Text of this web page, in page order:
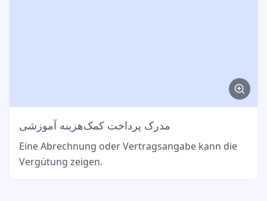
مدرک پرداخت کمک‌هزینه آموزشی
Eine Abrechnung oder Vertragsangabe kann die
Vergütung zeigen.